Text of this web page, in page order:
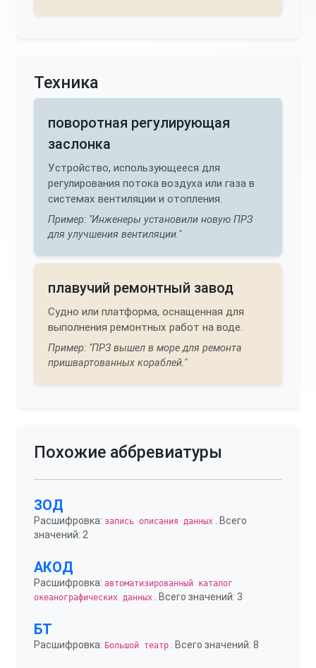
Техника
поворотная регулирующая
заслонка
Устройство, использующееся для
регулирования потока воздуха или газа в
системах вентиляции и отопления.
Пример: "Инженеры установили новую ПРЗ
для улучшения вентиляции."
плавучий ремонтный завод
Судно или платформа, оснащенная для
выполнения ремонтных работ на воде.
Пример: "ПРЗ вышел в море для ремонта
пришвартованных кораблей."
Похожие аббревиатуры
ЗОД
Расшифровка: запись описания данных . Всего
значений: 2
АКОД
Расшифровка: автоматизированный каталог
океанографических данных . Всего значений: 3
БТ
Расшифровка: Большой театр . Всего значений: 8